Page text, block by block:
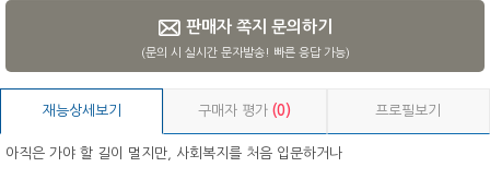
판매자 쪽지 문의하기
(문의 시 실시간 문자발송! 빠른 응답 가능)
재능상세보기 구매자 평가(0) 프로필보기
아직은 가야 할 길이 멀지만, 사회복지를 처음 입문하거나